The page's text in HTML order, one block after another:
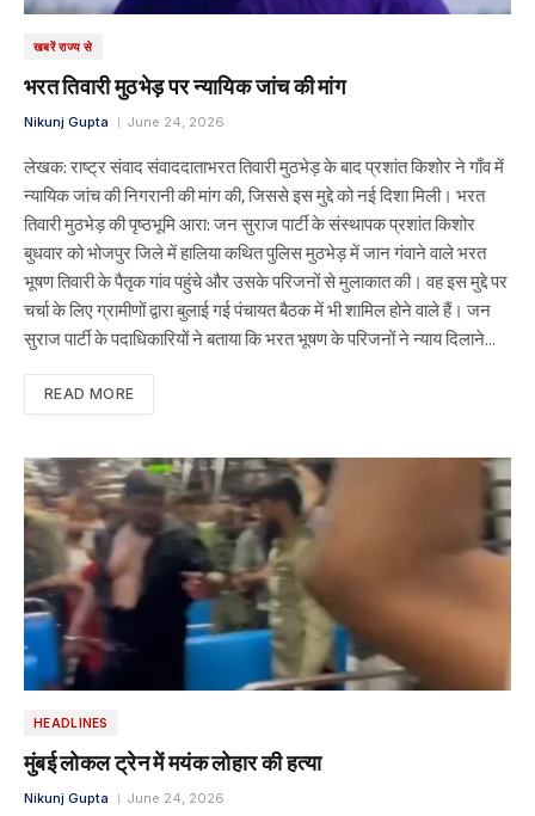
खबरें राज्य से
भरत तिवारी मुठभेड़ पर न्यायिक जांच की मांग
Nikunj Gupta June 24, 2026
लेखक: राष्ट्र संवाद संवाददाताभरत तिवारी मुठभेड़ के बाद प्रशांत किशोर ने गाँव में
न्यायिक जांच की निगरानी की मांग की, जिससे इस मुद्दे को नई दिशा मिली। भरत
तिवारी मुठभेड़ की पृष्ठभूमि आरा: जन सुराज पार्टी के संस्थापक प्रशांत किशोर
बुधवार को भोजपुर जिले में हालिया कथित पुलिस मुठभेड़ में जान गंवाने वाले भरत
भूषण तिवारी के पैतृक गांव पहुंचे और उसके परिजनों से मुलाकात की। वह इस मुद्दे पर
चर्चा के लिए ग्रामीणों द्वारा बुलाई गई पंचायत बैठक में भी शामिल होने वाले हैं। जन
सुराज पार्टी के पदाधिकारियों ने बताया कि भरत भूषण के परिजनों ने न्याय दिलाने…
READ MORE
HEADLINES
मुंबई लोकल ट्रेन में मयंक लोहार की हत्या
Nikunj Gupta June 24, 2026